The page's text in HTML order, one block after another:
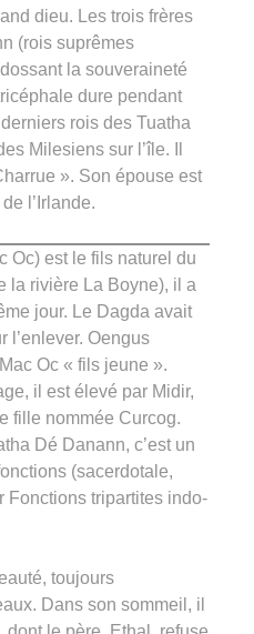
dieu. Les trois frères
(rois suprêmes
la souveraineté
dure pendant
rois des Tuatha
Milesiens sur l’île. Il
». Son épouse est
l’Irlande.
Oc) est le fils naturel du
la rivière La Boyne), il a
jour. Le Dagda avait
l’enlever. Oengus
Oc « fils jeune ».
il est élevé par Midir,
fille nommée Curcog.
Dé Danann, c’est un
(sacerdotale,
Fonctions tripartites indo-
toujours
Dans son sommeil, il